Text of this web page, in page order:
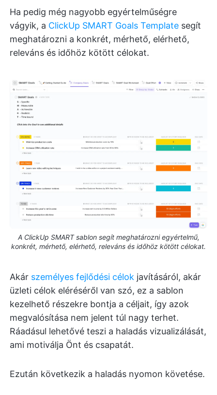
Ha pedig még nagyobb egyértelműségre
vágyik, a ClickUp SMART Goals Template segít
meghatározni a konkrét, mérhető, elérhető,
releváns és időhöz kötött célokat.
A ClickUp SMART sablon segít meghatározni egyértelmű,
konkrét, mérhető, elérhető, releváns és időhöz kötött célokat.
Akár személyes fejlődési célok javításáról, akár
üzleti célok eléréséről van szó, ez a sablon
kezelhető részekre bontja a céljait, így azok
megvalósítása nem jelent túl nagy terhet.
Ráadásul lehetővé teszi a haladás vizualizálását,
ami motiválja Önt és csapatát.
Ezután következik a haladás nyomon követése.